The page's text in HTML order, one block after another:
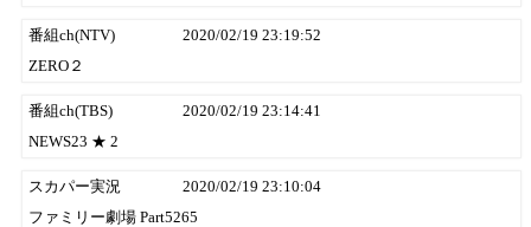
番組ch(NTV)
2020/02/19 23:19:52
ZERO２
番組ch(TBS)
2020/02/19 23:14:41
NEWS23 ★ 2
スカパー実況
2020/02/19 23:10:04
ファミリー劇場 Part5265